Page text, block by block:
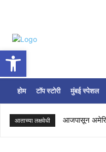
Open toolbar
होम टॉप स्टोरी मुंबई स्पेशल
आताच्या लक्षवेधी आजपासून